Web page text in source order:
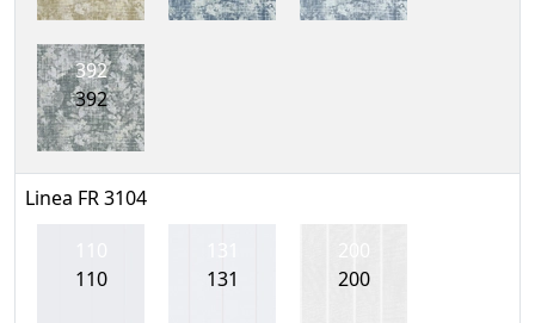
392
392
Linea FR 3104
110
131
131
200